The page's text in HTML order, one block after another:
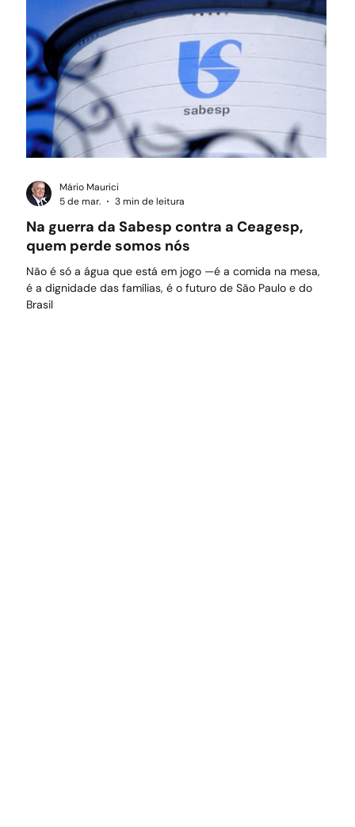
Na guerra da Sabesp contra a Ceagesp,
quem perde somos nós
Não é só a água que está em jogo —é a comida na mesa,
é a dignidade das famílias, é o futuro de São Paulo e do
Brasil
Mário Maurici
5 de mar.
3 min de leitura